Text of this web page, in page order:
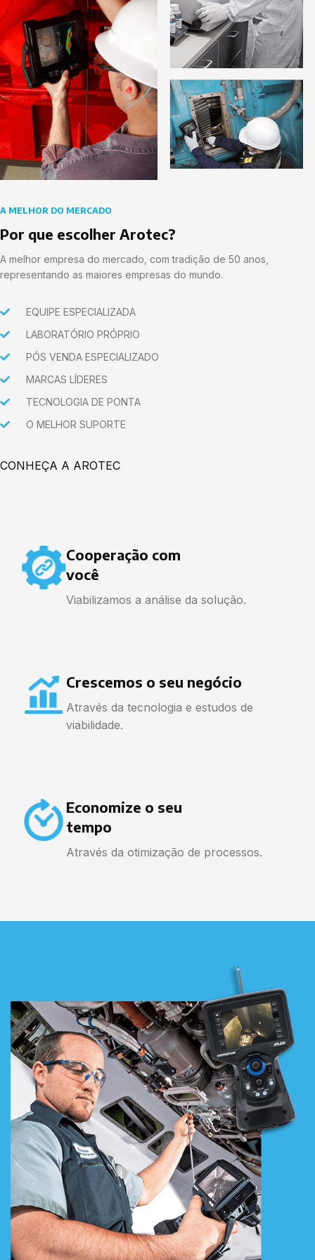
A MELHOR DO MERCADO
Por que escolher Arotec?
A melhor empresa do mercado, com tradição de 50 anos,
representando as maiores empresas do mundo.
EQUIPE ESPECIALIZADA
LABORATÓRIO PRÓPRIO
PÓS VENDA ESPECIALIZADO
MARCAS LÍDERES
TECNOLOGIA DE PONTA
O MELHOR SUPORTE
CONHEÇA A AROTEC
Cooperação com
você
Viabilizamos a análise da solução.
Crescemos o seu negócio
Através da tecnologia e estudos de
viabilidade.
Economize o seu
tempo
Através da otimização de processos.